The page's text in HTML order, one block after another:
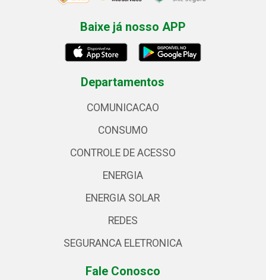
Baixe já nosso APP
Departamentos
COMUNICACAO
CONSUMO
CONTROLE DE ACESSO
ENERGIA
ENERGIA SOLAR
REDES
SEGURANCA ELETRONICA
Fale Conosco